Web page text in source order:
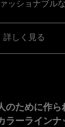
ッショナブル
詳しく見る
のために作ら
ラーラインナ